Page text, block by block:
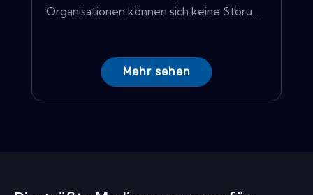
Organisationen können sich keine Störu...
Mehr sehen